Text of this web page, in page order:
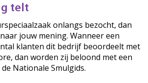
telt
onlangs bezocht, dan
jouw mening. Wanneer een
klanten dit bedrijf beoordeelt met
dan worden zij beloond met een
Nationale Smulgids.